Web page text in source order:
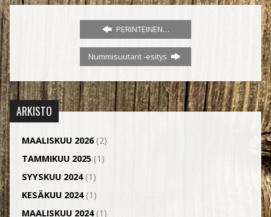
PERINTEINEN…
Nummisuutarit -esitys
ARKISTO
MAALISKUU 2026(2)
TAMMIKUU 2025(1)
SYYSKUU 2024(1)
KESÄKUU 2024(1)
MAALISKUU 2024(1)